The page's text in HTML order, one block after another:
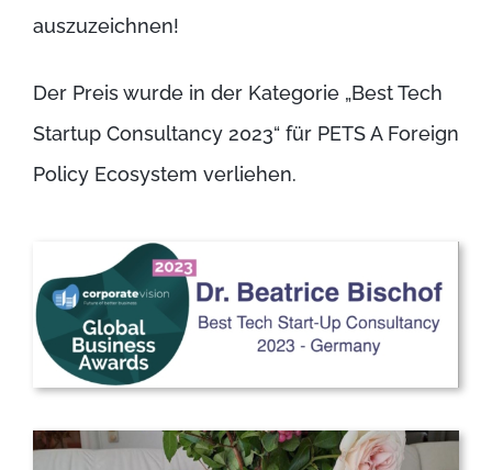
auszuzeichnen!
Der Preis wurde in der Kategorie „Best Tech
Startup Consultancy 2023“ für PETS A Foreign
Policy Ecosystem verliehen.